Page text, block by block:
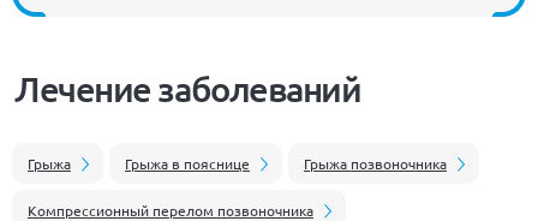
Лечение заболеваний
Грыжа Грыжа в пояснице Грыжа позвоночника
Компрессионный перелом позвоночника